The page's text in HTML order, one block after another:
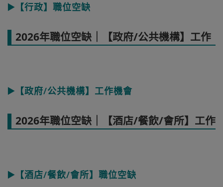
▶️【行政】職位空缺
2026年職位空缺｜【政府/公共機構】工作
▶️【政府/公共機構】工作機會
2026年職位空缺｜【酒店/餐飲/會所】工作
▶️【酒店/餐飲/會所】職位空缺